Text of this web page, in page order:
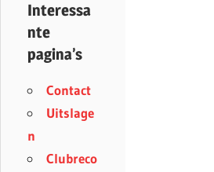
Interessa
nte
pagina’s
Contact
Uitslage
n
Clubreco